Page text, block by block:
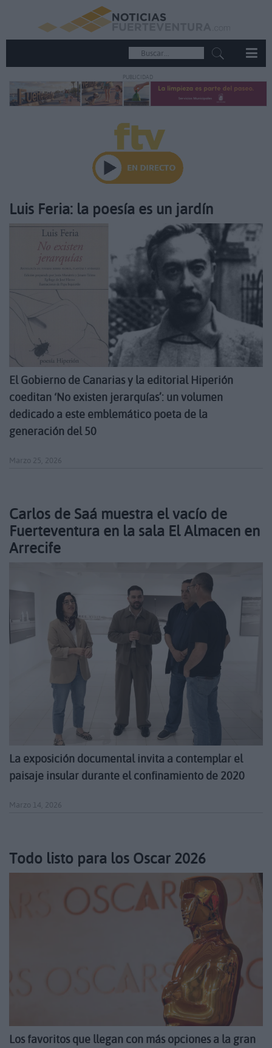
PUBLICIDAD
Luis Feria: la poesía es un jardín
El Gobierno de Canarias y la editorial Hiperión
coeditan ‘No existen jerarquías’: un volumen
dedicado a este emblemático poeta de la
generación del 50
Marzo 25, 2026
Carlos de Saá muestra el vacío de
Fuerteventura en la sala El Almacen en
Arrecife
La exposición documental invita a contemplar el
paisaje insular durante el confinamiento de 2020
Marzo 14, 2026
Todo listo para los Oscar 2026
Los favoritos que llegan con más opciones a la gran